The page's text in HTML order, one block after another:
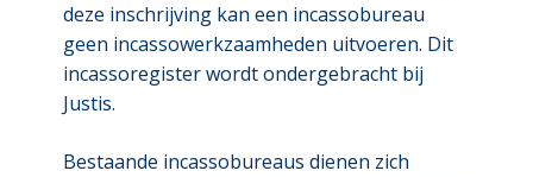
deze inschrijving kan een incassobureau
geen incassowerkzaamheden uitvoeren. Dit
incassoregister wordt ondergebracht bij
Justis.
Bestaande incassobureaus dienen zich